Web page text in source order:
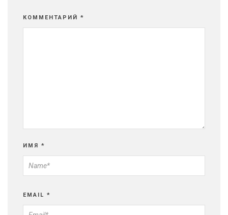
КОММЕНТАРИЙ *
ИМЯ *
EMAIL *